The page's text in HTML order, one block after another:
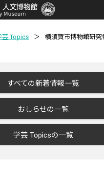
芸 Topics ＞
横須賀市博物館研究
すべての新着情報一覧
おしらせの一覧
学芸 Topicsの一覧